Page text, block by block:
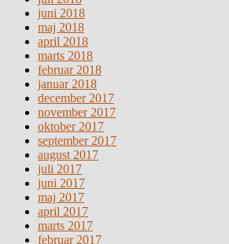
juni 2018
maj 2018
april 2018
marts 2018
februar 2018
januar 2018
december 2017
november 2017
oktober 2017
september 2017
august 2017
juli 2017
juni 2017
maj 2017
april 2017
marts 2017
februar 2017